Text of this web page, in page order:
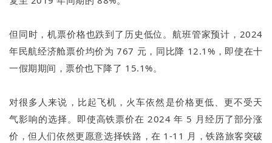
但同时，机票价格也跌到了历史低位。航班管家预计，2024
年民航经济舱票价均价为 767 元，同比降 12.1%，即使在十
一假期期间，票价也下降了 15.1%。
对很多人来说，比起飞机，火车依然是价格更低、更不受天
气影响的选择。即使高铁票价在 2024 年 5 月经历了部分涨
价，但人们依然更愿意选择铁路，在 1-11 月，铁路旅客突破